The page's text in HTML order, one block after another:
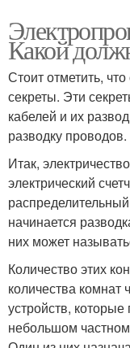
Какой
Стоит отметить,
секреты. Эти
кабелей и их
разводку проводов.
Итак,
электрический
начинается
них может
Количество этих
количества комнат
устройств,
небольшом